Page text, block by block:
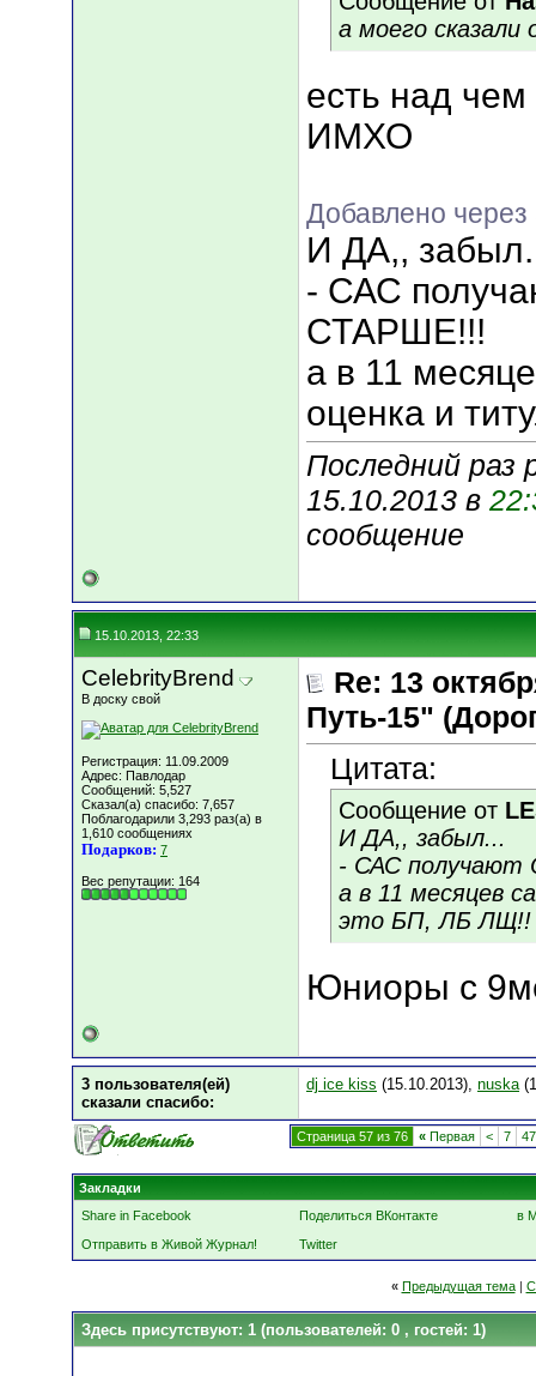
а моего
есть над чем
ИМХО
Добавлено через
И ДА,,
- САС
СТАРШЕ!!!
а в 11
оценка и
Последний раз
15.10.2013 в
сообщение
15.10.2013, 22:33
CelebrityBrend
В доску свой
Регистрация: 11.09.2009
Адрес: Павлодар
Сообщений: 5,527
Сказал(а) спасибо: 7,657
Поблагодарили 3,293 раз(а) в
1,610 сообщениях
Подарков: 7
Вес репутации: 164
Re: 13
Путь-15"
Цитата:
Сообщение от
И ДА,, забыл...
- САС получают
а в 11 месяцев
это БП, ЛБ ЛЩ!!
Юниоры с
3 пользователя(ей)
сказали cпасибо:
dj ice kiss (15.10.2013), nuska
Страница 57 из 76 « Первая < 7 47
Закладки
Share in Facebook
Поделиться ВКонтакте
в
Отправить в Живой Журнал!
Twitter
« Предыдущая тема|
Здесь присутствуют: 1 (пользователей: 0 , гостей: 1)